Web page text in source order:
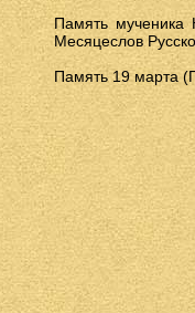
Память мученика
Месяцеслов
Память 19 марта